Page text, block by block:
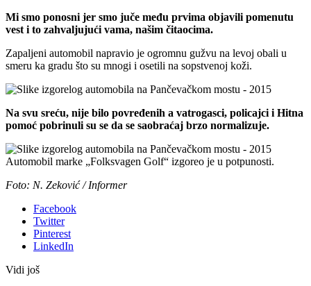
Mi smo ponosni jer smo juče među prvima objavili pomenutu
vest i to zahvaljujući vama, našim čitaocima.
Zapaljeni automobil napravio je ogromnu gužvu na levoj obali u
smeru ka gradu što su mnogi i osetili na sopstvenoj koži.
Na svu sreću, nije bilo povređenih a vatrogasci, policajci i Hitna
pomoć pobrinuli su se da se saobraćaj brzo normalizuje.
Automobil marke „Folksvagen Golf“ izgoreo je u potpunosti.
Foto: N. Zeković / Informer
Facebook
Twitter
Pinterest
LinkedIn
Vidi još